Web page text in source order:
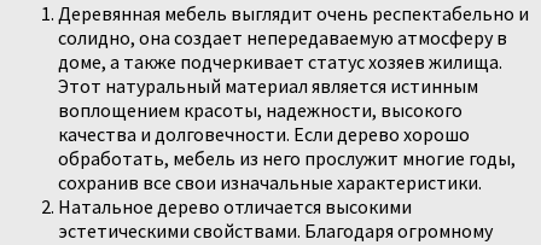
Деревянная мебель выглядит очень респектабельно и
солидно, она создает непередаваемую атмосферу в
доме, а также подчеркивает статус хозяев жилища.
Этот натуральный материал является истинным
воплощением красоты, надежности, высокого
качества и долговечности. Если дерево хорошо
обработать, мебель из него прослужит многие годы,
сохранив все свои изначальные характеристики.
Натальное дерево отличается высокими
эстетическими свойствами. Благодаря огромному